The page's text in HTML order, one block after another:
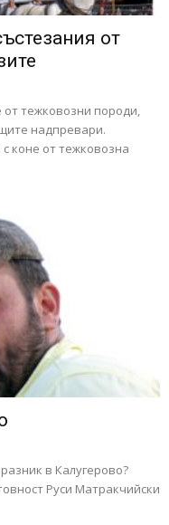
от
тежковозни породи,
надпревари.
коне от тежковозна
в Калугерово?
Руси Матракчийски